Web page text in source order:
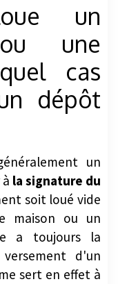
un
une
cas
dépôt
un
la signature du
soit loué vide
maison ou un
a toujours la
d'un
sert en effet à